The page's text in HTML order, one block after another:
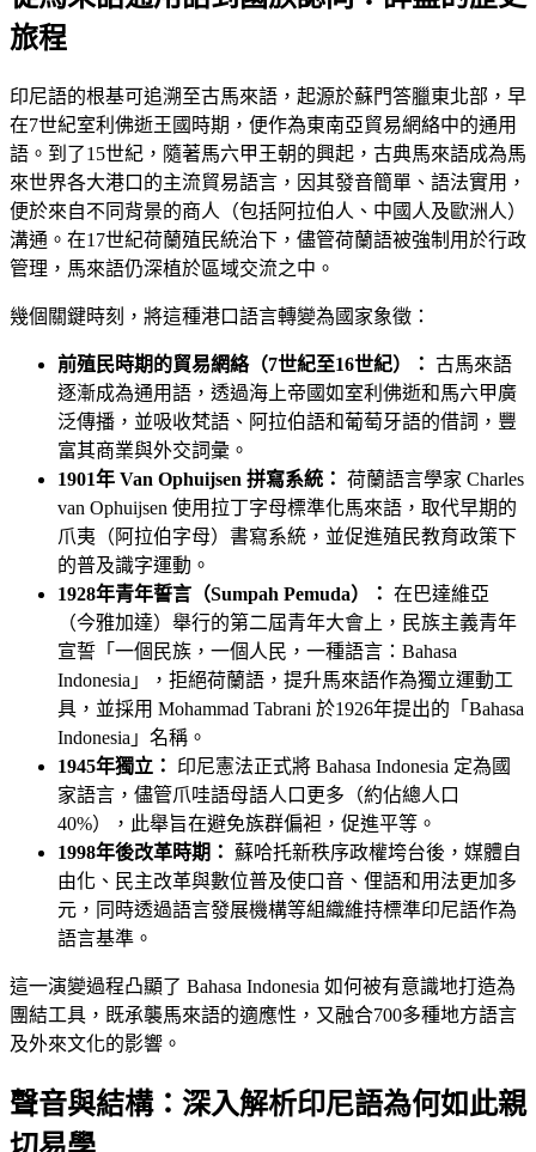
旅程
印尼語的根基可追溯至古馬來語，起源於蘇門答臘東北部，早
在7世紀室利佛逝王國時期，便作為東南亞貿易網絡中的通用
語。到了15世紀，隨著馬六甲王朝的興起，古典馬來語成為馬
來世界各大港口的主流貿易語言，因其發音簡單、語法實用，
便於來自不同背景的商人（包括阿拉伯人、中國人及歐洲人）
溝通。在17世紀荷蘭殖民統治下，儘管荷蘭語被強制用於行政
管理，馬來語仍深植於區域交流之中。
幾個關鍵時刻，將這種港口語言轉變為國家象徵：
前殖民時期的貿易網絡（7世紀至16世紀）： 古馬來語
逐漸成為通用語，透過海上帝國如室利佛逝和馬六甲廣
泛傳播，並吸收梵語、阿拉伯語和葡萄牙語的借詞，豐
富其商業與外交詞彙。
1901年 Van Ophuijsen 拼寫系統： 荷蘭語言學家 Charles
van Ophuijsen 使用拉丁字母標準化馬來語，取代早期的
爪夷（阿拉伯字母）書寫系統，並促進殖民教育政策下
的普及識字運動。
1928年青年誓言（Sumpah Pemuda）： 在巴達維亞
（今雅加達）舉行的第二屆青年大會上，民族主義青年
宣誓「一個民族，一個人民，一種語言：Bahasa
Indonesia」，拒絕荷蘭語，提升馬來語作為獨立運動工
具，並採用 Mohammad Tabrani 於1926年提出的「Bahasa
Indonesia」名稱。
1945年獨立：
印尼憲法正式將 Bahasa Indonesia 定為國
家語言，儘管爪哇語母語人口更多（約佔總人口
40%），此舉旨在避免族群偏袒，促進平等。
1998年後改革時期： 蘇哈托新秩序政權垮台後，媒體自
由化、民主改革與數位普及使口音、俚語和用法更加多
元，同時透過語言發展機構等組織維持標準印尼語作為
語言基準。
這一演變過程凸顯了 Bahasa Indonesia 如何被有意識地打造為
團結工具，既承襲馬來語的適應性，又融合700多種地方語言
及外來文化的影響。
聲音與結構：深入解析印尼語為何如此親